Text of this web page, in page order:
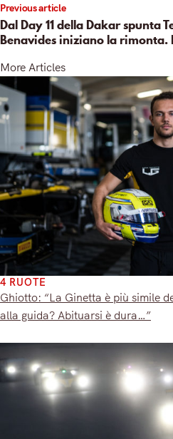
Previous article
Dal Day 11 della Dakar spunta
Benavides iniziano la
More Articles
4 RUOTE
Ghiotto: “La Ginetta è più simile
alla guida? Abituarsi è dura…”